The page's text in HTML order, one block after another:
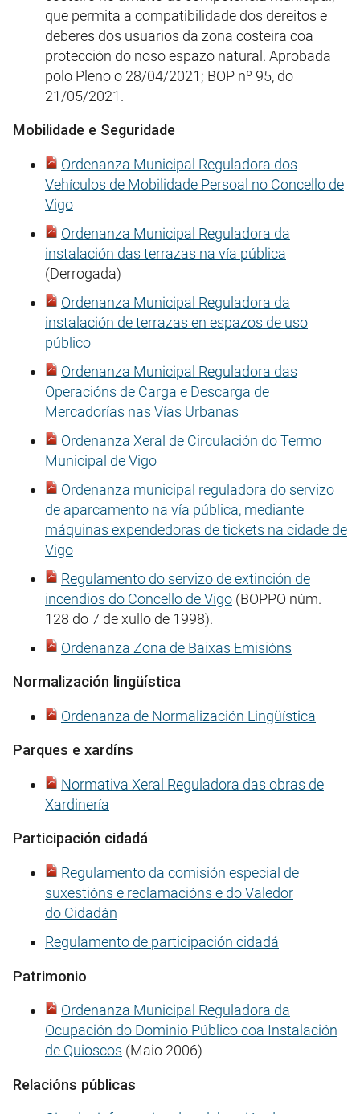
que permita a compatibilidade dos dereitos e
deberes dos usuarios da zona costeira coa
protección do noso espazo natural. Aprobada
polo Pleno o 28/04/2021; BOP nº 95, do
21/05/2021.
Mobilidade e Seguridade
Ordenanza Municipal Reguladora dos
Vehículos de Mobilidade Persoal no Concello de
Vigo
Ordenanza Municipal Reguladora da
instalación das terrazas na vía pública
(Derrogada)
Ordenanza Municipal Reguladora da
instalación de terrazas en espazos de uso
público
Ordenanza Municipal Reguladora das
Operacións de Carga e Descarga de
Mercadorías nas Vías Urbanas
Ordenanza Xeral de Circulación do Termo
Municipal de Vigo
Ordenanza municipal reguladora do servizo
de aparcamento na vía pública, mediante
máquinas expendedoras de tickets na cidade de
Vigo
Regulamento do servizo de extinción de
incendios do Concello de Vigo (BOPPO núm.
128 do 7 de xullo de 1998).
Ordenanza Zona de Baixas Emisións
Normalización lingüística
Ordenanza de Normalización Lingüística
Parques e xardíns
Normativa Xeral Reguladora das obras de
Xardinería
Participación cidadá
Regulamento da comisión especial de
suxestións e reclamacións e do Valedor
do Cidadán
Regulamento de participación cidadá
Patrimonio
Ordenanza Municipal Reguladora da
Ocupación do Dominio Público coa Instalación
de Quioscos (Maio 2006)
Relacións públicas